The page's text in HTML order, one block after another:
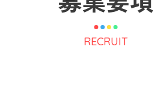
RECRUIT